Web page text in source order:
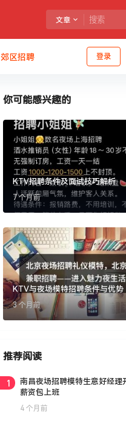
文章
登录
郊区招聘
你可能感兴趣的
KTV招聘条件及面试技巧解析
7 个月前
KTV与夜场模特招聘条件与优势
3 个月前
推荐阅读
1
南昌夜场招聘模特生意好经理
薪资包上班
4 个月前